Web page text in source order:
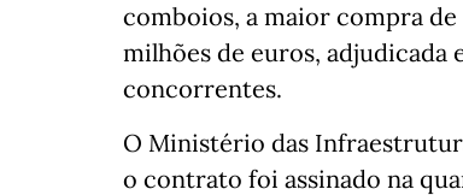
comboios, a maior compra
milhões de euros, adjudicada
concorrentes.
O Ministério das
o contrato foi assinado na